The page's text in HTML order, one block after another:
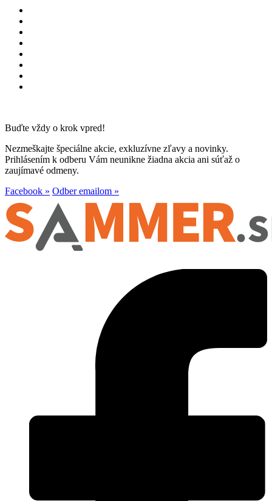
Buďte vždy o krok vpred!
Nezmeškajte špeciálne akcie, exkluzívne zľavy a novinky.
Prihlásením k odberu Vám neunikne žiadna akcia ani súťaž o
zaujímavé odmeny.
Facebook » Odber emailom »